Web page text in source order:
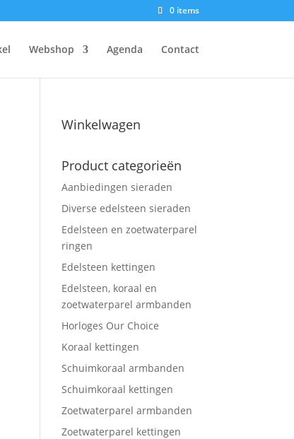
0 items
Webshop Agenda Contact
Winkelwagen
Product categorieën
Aanbiedingen sieraden
Diverse edelsteen sieraden
Edelsteen en zoetwaterparel
ringen
Edelsteen kettingen
Edelsteen, koraal en
zoetwaterparel armbanden
Horloges Our Choice
Koraal kettingen
Schuimkoraal armbanden
Schuimkoraal kettingen
Zoetwaterparel armbanden
Zoetwaterparel kettingen